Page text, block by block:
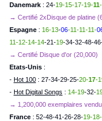
Danemark : 24-19-15-17-19-11
→ Certifié 2xDisque de platine
Espagne : 16-13-06-11-11-11-
11-12-14-14-21-19-34-32-48-
→ Certifié Disque d'or (20,000)
Etats-Unis :
- Hot 100 : 27-34-29-25-20-17-
- Hot Digital Songs : 14-19-32-
→ 1,200,000 exemplaires
France : 52-48-41-26-28-19-18-